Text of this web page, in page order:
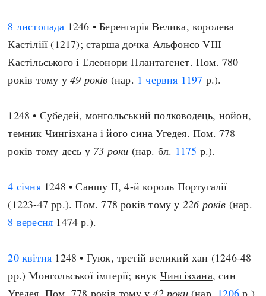
8 листопада 1246 • Беренгарія Велика, королева
Кастіліїї (1217); старша дочка Альфонсо VIII
Кастільського і Елеонори Плантагенет. Пом. 780
років тому у49 років (нар. 1 червня 1197 р.).
1248 • Субедей, монгольський полководець, нойон,
темник Чингізханаі його сина Угедея. Пом. 778
років тому десь у 73 роки (нар. бл. 1175 р.).
4 січня1248 • Саншу II, 4-й король Португалії
(1223-47 рр.). Пом. 778 років тому у 226 років (нар.
8 вересня 1474 р.).
20 квітня 1248 • Гуюк, третій великий хан (1246-48
рр.) Монгольської імперії; внук Чингізхана, син
Угедея. Пом. 778 років тому у42 роки(нар. 1206 р.).